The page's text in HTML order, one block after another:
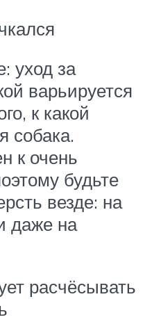
уход за
варьируется
к какой
собака.
к очень
будьте
везде: на
даже на
расчёсывать